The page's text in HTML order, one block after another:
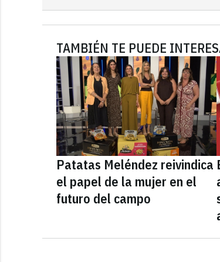
TAMBIÉN TE PUEDE
Patatas Meléndez reivindica
el papel de la mujer en el
futuro del campo